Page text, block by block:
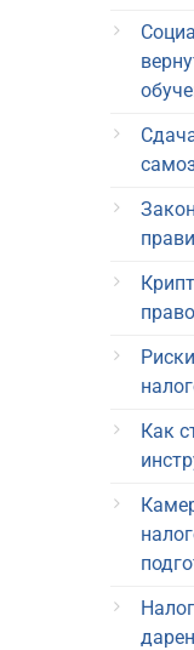
Как